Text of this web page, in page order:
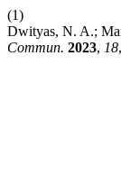
(1)
Dwityas, N. A.;
Commun. 2023, 18